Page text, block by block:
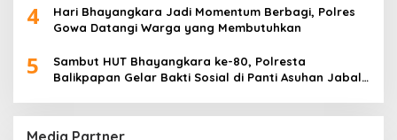
4
Hari Bhayangkara Jadi Momentum Berbagi, Polres
Gowa Datangi Warga yang Membutuhkan
5
Sambut HUT Bhayangkara ke-80, Polresta
Balikpapan Gelar Bakti Sosial di Panti Asuhan Jabal